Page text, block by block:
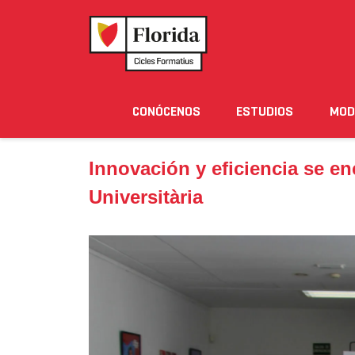
Noticias Eventos Blog Solicita
CONÓCENOS ESTUDIOS
Innovación y eficiencia se
Universitària